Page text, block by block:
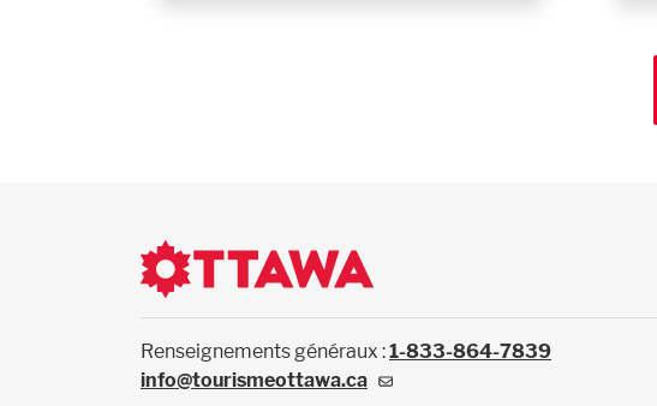
Renseignements généraux :1-833-864-7839
info@tourismeottawa.ca